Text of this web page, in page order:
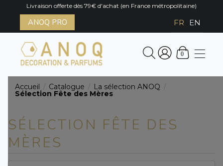
Livraison offerte dès 79€ d'achat (en France métropolitaine)
ANOQ PRO FR EN
0
Accueil / Catalogue / La sélection ANOQ /
Sélection Fête des Mères
SÉLECTION FÊTE DES
MÈRES